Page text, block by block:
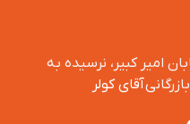
امیر کبیر، نرسیده به
آقای کولر